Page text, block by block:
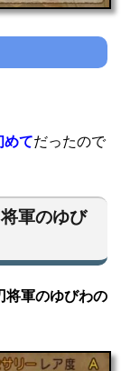
めてだったので
軍のゆび
将軍のゆびわの